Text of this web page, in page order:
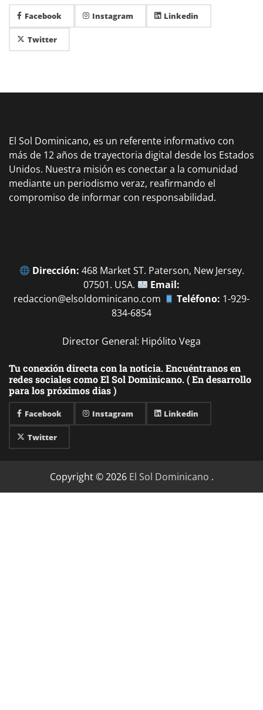
Facebook Instagram Linkedin
Twitter
El Sol Dominicano, es un referente informativo con
más de 12 años de trayectoria digital desde los Estados
Unidos. Nuestra misión es conectar a la comunidad
mediante un periodismo veraz, reafirmando el
compromiso de informar con responsabilidad.
Dirección: 468 Market ST. Paterson, New Jersey.
07501. USA.
Email:
redaccion@elsoldominicano.com
Teléfono: 1-929-
834-6854
Director General: Hipólito Vega
Tu conexión directa con la noticia. Encuéntranos en
redes sociales como El Sol Dominicano. ( En desarrollo
para los próximos dias )
Facebook Instagram Linkedin
Twitter
Copyright © 2026 El Sol Dominicano .